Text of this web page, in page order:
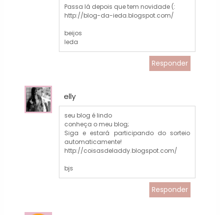
Passa lá depois que tem novidade (:
http://blog-da-ieda.blogspot.com/
beijos
Ieda
Responder
elly
seu blog é lindo
conheça o meu blog;
Siga e estará participando do sorteio
automaticamente!
http://coisasdeladdy.blogspot.com/
bjs
Responder